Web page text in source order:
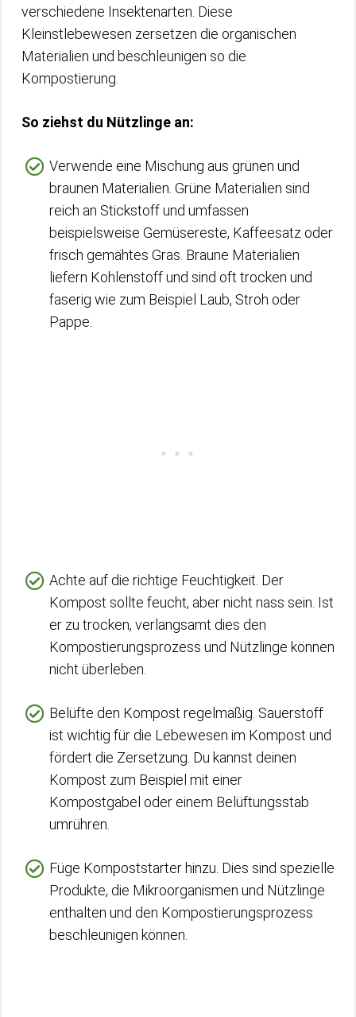
verschiedene Insektenarten. Diese
Kleinstlebewesen zersetzen die organischen
Materialien und beschleunigen so die
Kompostierung.
So ziehst du Nützlinge an:
Verwende eine Mischung aus grünen und
braunen Materialien. Grüne Materialien sind
reich an Stickstoff und umfassen
beispielsweise Gemüsereste, Kaffeesatz oder
frisch gemähtes Gras. Braune Materialien
liefern Kohlenstoff und sind oft trocken und
faserig wie zum Beispiel Laub, Stroh oder
Pappe.
Achte auf die richtige Feuchtigkeit. Der
Kompost sollte feucht, aber nicht nass sein. Ist
er zu trocken, verlangsamt dies den
Kompostierungsprozess und Nützlinge können
nicht überleben.
Belüfte den Kompost regelmäßig. Sauerstoff
ist wichtig für die Lebewesen im Kompost und
fördert die Zersetzung. Du kannst deinen
Kompost zum Beispiel mit einer
Kompostgabel oder einem Belüftungsstab
umrühren.
Füge Kompoststarter hinzu. Dies sind spezielle
Produkte, die Mikroorganismen und Nützlinge
enthalten und den Kompostierungsprozess
beschleunigen können.